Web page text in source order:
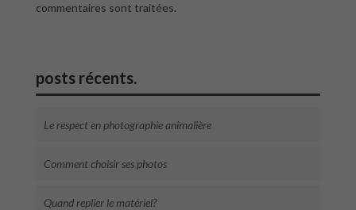
commentaires sont traitées.
posts récents.
Le respect en photographie animalière
Comment choisir ses photos
Quand replier le matériel?